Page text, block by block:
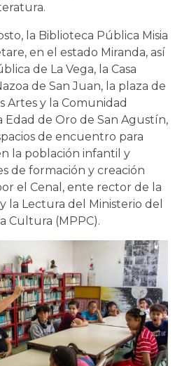
la Biblioteca Pública Misia
en el estado Miranda, así
de La Vega, la Casa
de San Juan, la plaza de
Artes y la Comunidad
Edad de Oro de San Agustín,
de encuentro para
la población infantil y
de formación y creación
el Cenal, ente rector de la
la Lectura del Ministerio del
Cultura (MPPC).